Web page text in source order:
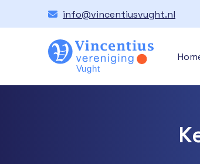
info@vincentiusvught.nl